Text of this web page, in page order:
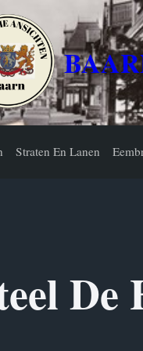
Straten En Lanen
De